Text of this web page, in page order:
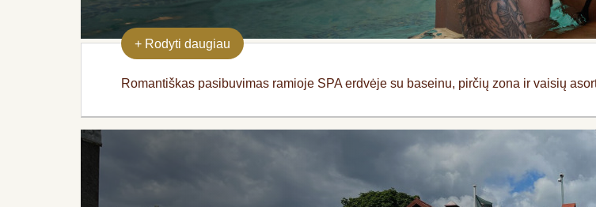
Romantiškas pasibuvimas ramioje SPA erdvėje su baseinu, pirčių zona ir vaisių
+ Rodyti daugiau